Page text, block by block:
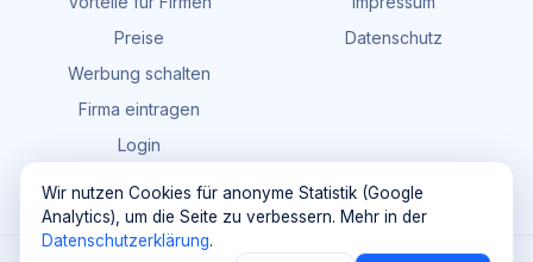
Preise
Werbung schalten
Firma eintragen
Login
Datenschutz
Wir nutzen Cookies für anonyme Statistik (Google
Analytics), um die Seite zu verbessern. Mehr in der
Datenschutzerklärung.